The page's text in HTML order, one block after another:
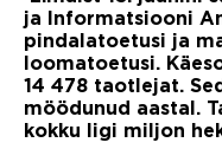
ja Informatsiooni
pindalatoetusi ja
loomatoetusi.
14 478 taotlejat.
möödunud aastal.
kokku ligi miljon